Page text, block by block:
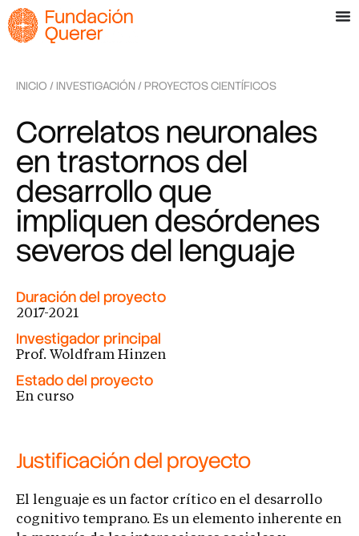
INICIO / INVESTIGACIÓN / PROYECTOS CIENTÍFICOS
Correlatos neuronales
en trastornos del
desarrollo que
impliquen desórdenes
severos del lenguaje
Duración del proyecto
2017-2021
Investigador principal
Prof. Woldfram Hinzen
Estado del proyecto
En curso
Justificación del proyecto
El lenguaje es un factor crítico en el desarrollo
cognitivo temprano. Es un elemento inherente en